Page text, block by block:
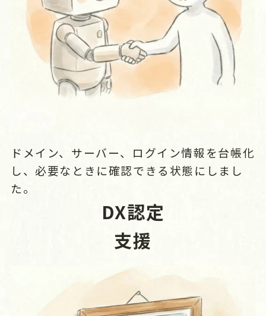
ドメイン、サーバー、ログイン情報を台帳化
し、必要なときに確認できる状態にしまし
た。
DX認定
支援